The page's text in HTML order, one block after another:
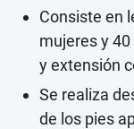
Consiste en
mujeres y
y extensión
Se realiza
de los pies